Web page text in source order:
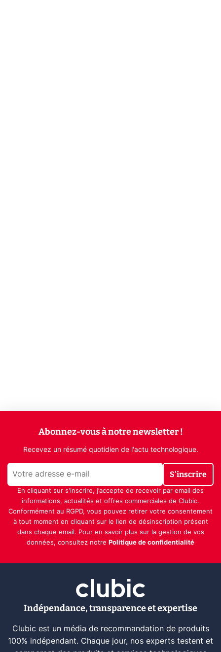
Abonnez-vous à notre newsletter !
Recevez un résumé quotidien de l'actu technologique.
S'inscrire
En cliquant sur s'inscrire, j’accepte de recevoir par email des
informations, actualités et offres commerciales de Clubic.
Conformément au RGPD, vous pouvez retirer votre consentement
à tout moment en cliquant sur le lien de désinscription présent
dans chaque email. Pour en savoir plus sur la gestion de vos
données, consultez notre Politique de confidentialité
Indépendance, transparence et expertise
Clubic est un média de recommandation de produits
100% indépendant. Chaque jour, nos experts testent et